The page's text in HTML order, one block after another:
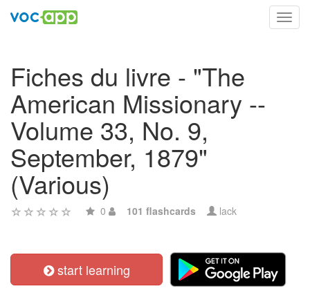
Fiches du livre - "The
American Missionary --
Volume 33, No. 9,
September, 1879"
(Various)
0 101 flashcards lack
start learning